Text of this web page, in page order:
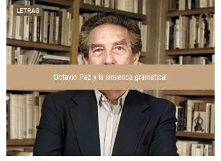
LETRAS
Octavio Paz y la simiesca gramatical